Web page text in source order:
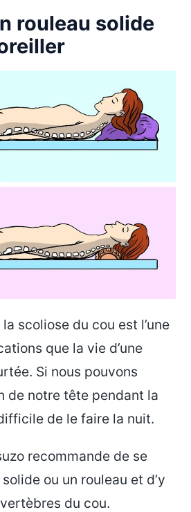
rouleau solide
scoliose du cou est l’une
que la vie d’une
Si nous pouvons
de notre tête pendant la
de le faire la nuit.
recommande de se
ou un rouleau et d’y
du cou.